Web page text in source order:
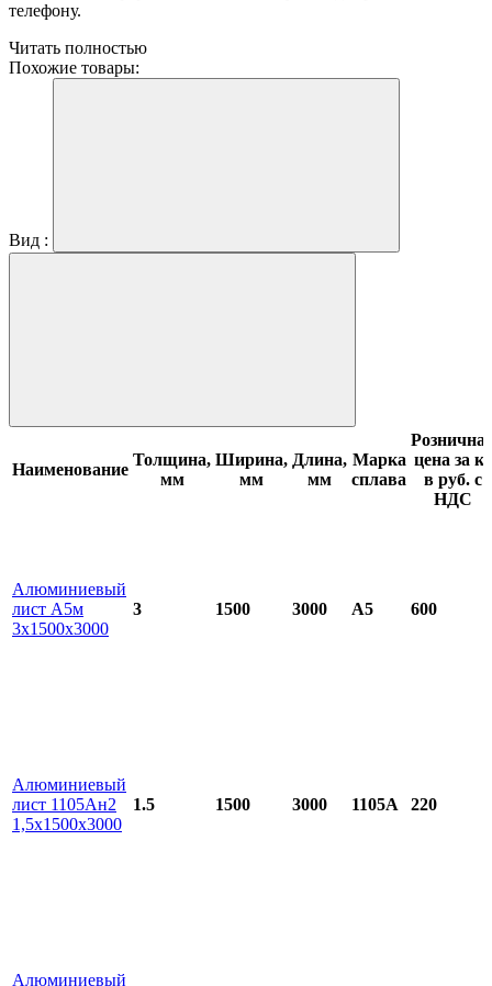
телефону.
Читать полностью
Похожие товары:
Вид :
Наименование
Толщина,
мм
Ширина,
мм
Длина,
мм
Марка
сплава
цена за кг
в руб. с
НДС
Алюминиевый
лист А5м
3х1500х3000
3 1500 3000 А5 600
Алюминиевый
лист 1105Ан2
1,5х1500х3000
1.5 1500 3000 1105А 220
Алюминиевый